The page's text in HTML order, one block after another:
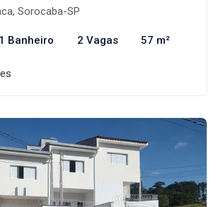
Sorocaba-SP
1 Banheiro 2 Vagas 57 m²